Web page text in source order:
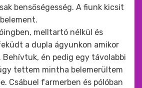
bensőségesség. A fiunk kicsit
melltartó nélkül és
a dupla ágyunkon amikor
Behívtuk, én pedig egy távolabbi
tettem mintha belemerültem
Csábuel farmerben és pólóban